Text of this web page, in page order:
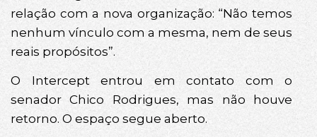
relação com a nova organização: “Não temos
nenhum vínculo com a mesma, nem de seus
reais propósitos”.
O Intercept entrou em contato com o
senador Chico Rodrigues, mas não houve
retorno. O espaço segue aberto.